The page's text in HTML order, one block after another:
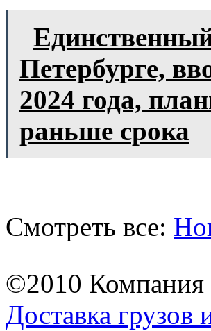
Петербурге,
2024 года,
раньше срока
Смотреть все:
©2010 Компания
Доставка грузов